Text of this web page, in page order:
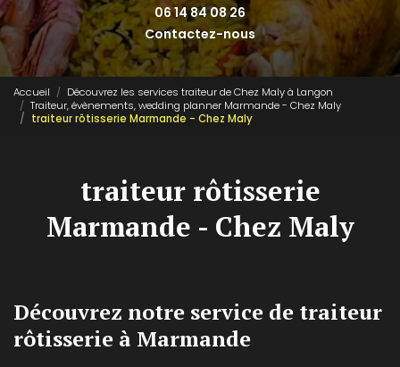
06 14 84 08 26
Contactez-nous
Accueil
Découvrez les services traiteur de Chez Maly à Langon
Traiteur, évènements, wedding planner Marmande - Chez Maly
traiteur rôtisserie Marmande - Chez Maly
traiteur rôtisserie
Marmande - Chez Maly
Découvrez notre service de traiteur
rôtisserie à Marmande